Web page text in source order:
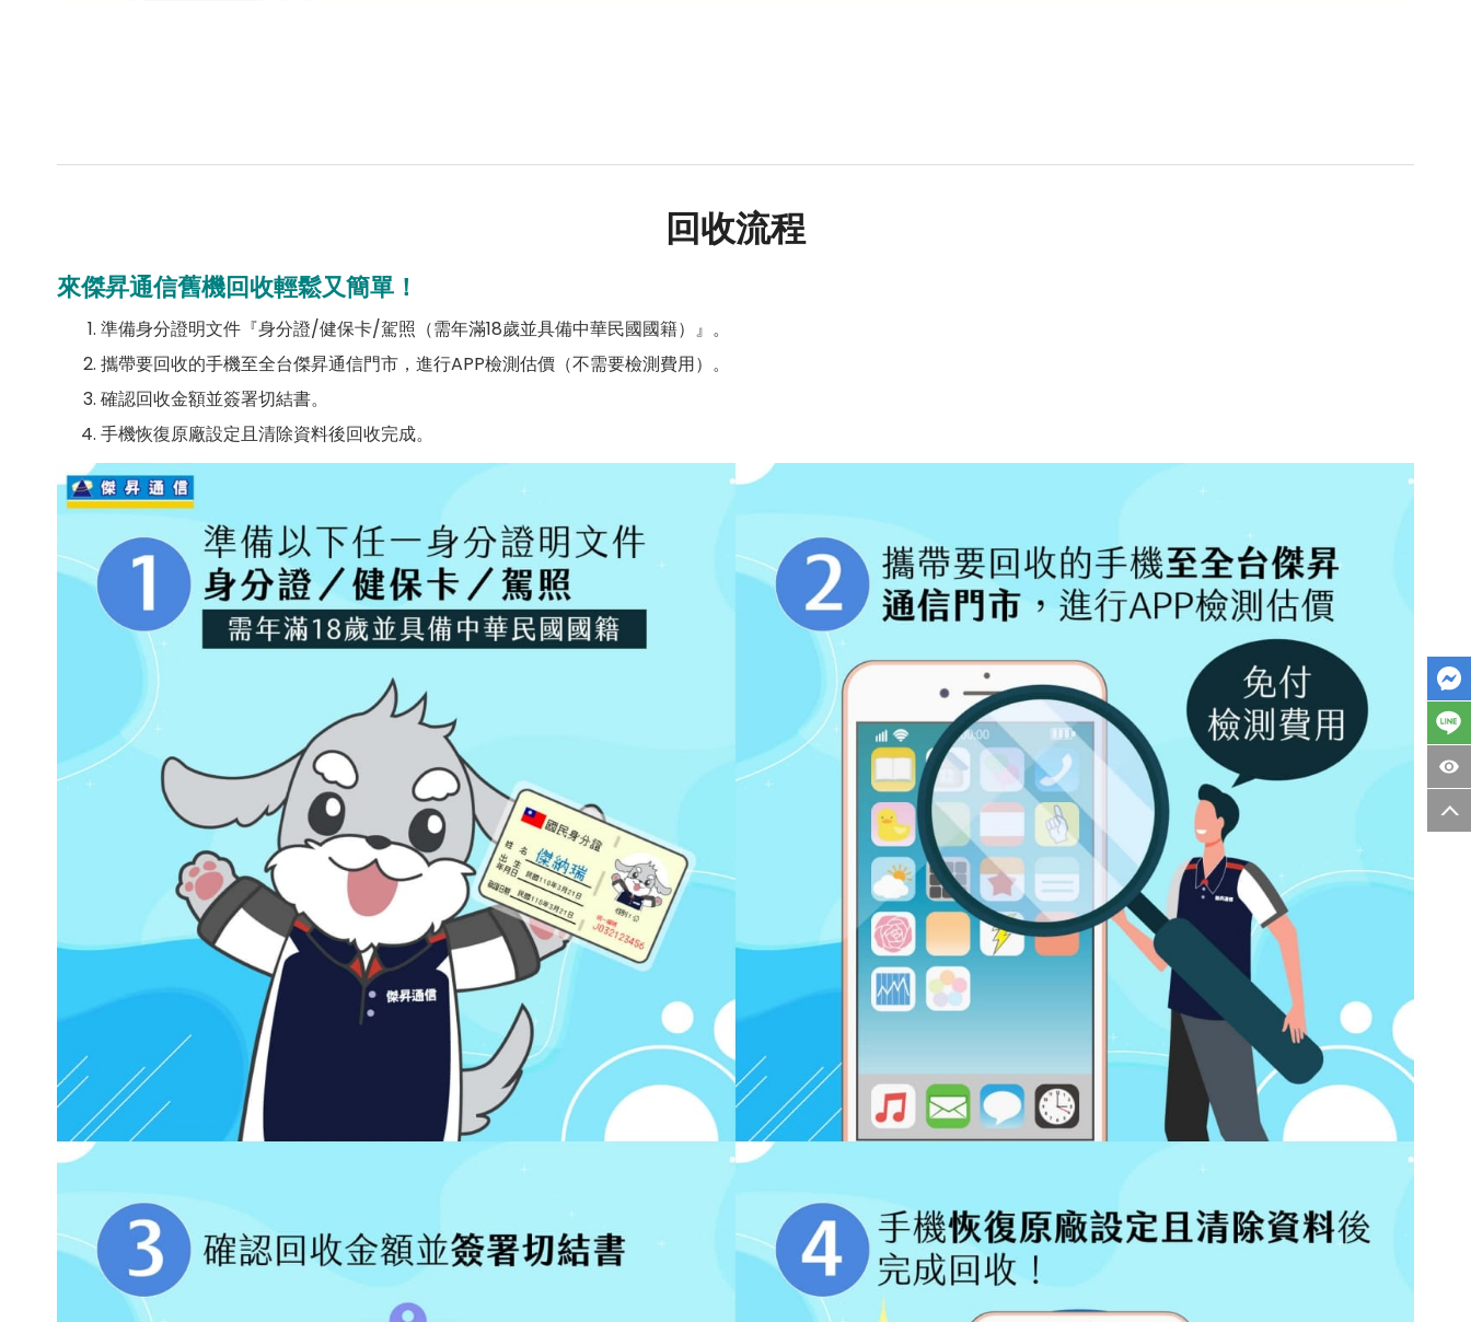
回收流程
來傑昇通信舊機回收輕鬆又簡單！
準備身分證明文件『身分證/健保卡/駕照（需年滿18歲並具備中華民國國籍）』。
攜帶要回收的手機至全台傑昇通信門市，進行APP檢測估價（不需要檢測費用）。
確認回收金額並簽署切結書。
手機恢復原廠設定且清除資料後回收完成。